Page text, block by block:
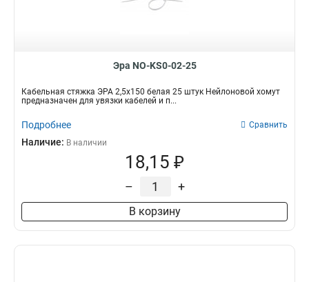
Эра NO-KS0-02-25
Кабельная стяжка ЭРА 2,5х150 белая 25 штук Нейлоновой хомут
предназначен для увязки кабелей и п...
Подробнее Сравнить
Наличие: В наличии
18,15 ₽
– +
В корзину